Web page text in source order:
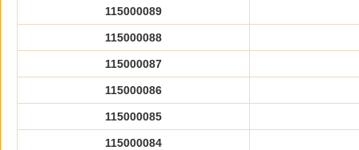
115000089
115000088
115000087
115000086
115000085
115000084